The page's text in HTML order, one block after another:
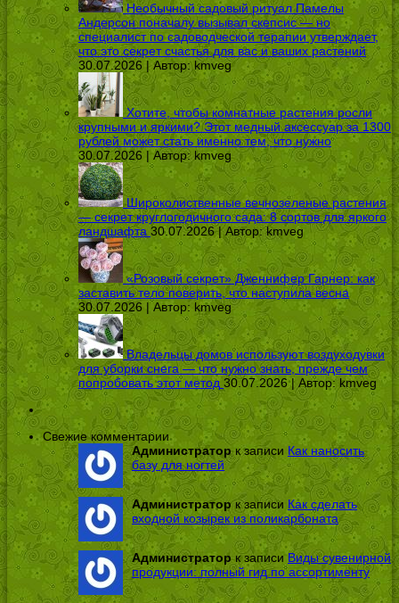
Необычный садовый ритуал Памелы
Андерсон поначалу вызывал скепсис — но
специалист по садоводческой терапии утверждает,
что это секрет счастья для вас и ваших растений
30.07.2026 | Автор:kmveg
Хотите, чтобы комнатные растения росли
крупными и яркими? Этот медный аксессуар за 1300
рублей может стать именно тем, что нужно
30.07.2026 | Автор: kmveg
Широколиственные вечнозеленые растения
— секрет круглогодичного сада: 8 сортов для яркого
ландшафта 30.07.2026 | Автор:kmveg
«Розовый секрет» Дженнифер Гарнер: как
заставить тело поверить, что наступила весна
30.07.2026 | Автор: kmveg
Владельцы домов используют воздуходувки
для уборки снега — что нужно знать, прежде чем
попробовать этот метод 30.07.2026 | Автор: kmveg
Свежие комментарии
Администраторк записи Как наносить
базу для ногтей
Администраторк записи Как сделать
входной козырек из поликарбоната
Администраторк записи Виды сувенирной
продукции: полный гид по ассортименту